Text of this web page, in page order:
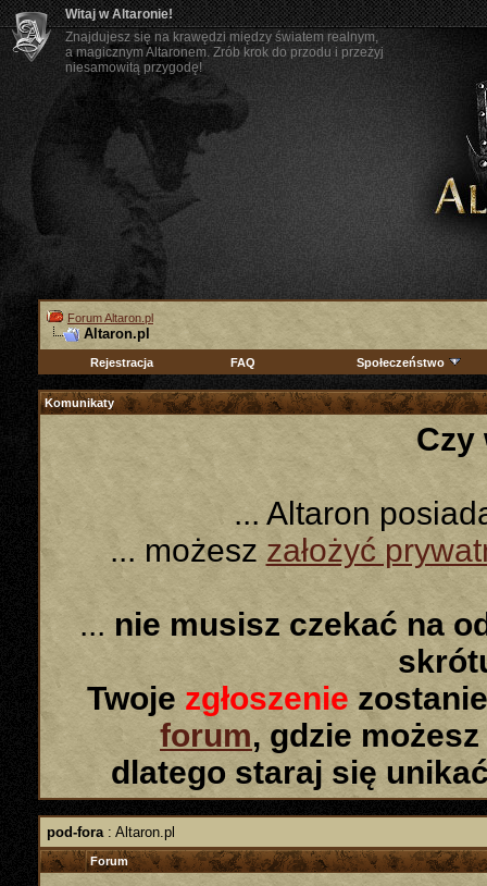
Witaj w Altaronie!
Znajdujesz się na krawędzi między światem realnym,
a magicznym Altaronem. Zrób krok do przodu i przeżyj
niesamowitą przygodę!
Forum Altaron.pl
Altaron.pl
Rejestracja FAQ Społeczeństwo
Komunikaty
Czy
... Altaron
... możeszzałożyć
... nie musisz czekać na
Twoje zgłoszenie
forum, gdzie
dlatego staraj się
pod-fora : Altaron.pl
Forum